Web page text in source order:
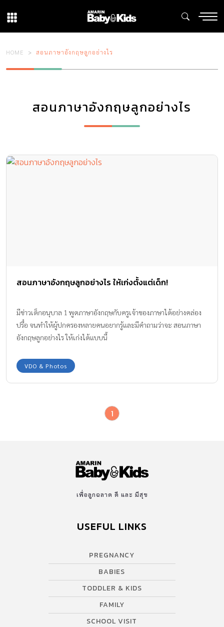
HOME สอนภาษาอังกฤษลูกอย่างไร
สอนภาษาอังกฤษลูกอย่างไร
สอนภาษาอังกฤษลูกอย่างไร ให้เก่งตั้งแต่เด็ก!
มีข่าวเด็กอนุบาล 1 พูดภาษาอังกฤษกับครูเจ้าของภาษาได้อย่างคล่อง
ปรื๋อ จนทำให้ผู้ปกครองหลายคนอยากรู้และมีคำถามว่าจะ สอนภาษา
อังกฤษลูกอย่างไร ให้เก่งได้แบบนี้
VDO & Photos
1
เพื่อลูกฉลาด ดี และ มีสุข
USEFUL LINKS
PREGNANCY
BABIES
TODDLER & KIDS
FAMILY
SCHOOL VISIT